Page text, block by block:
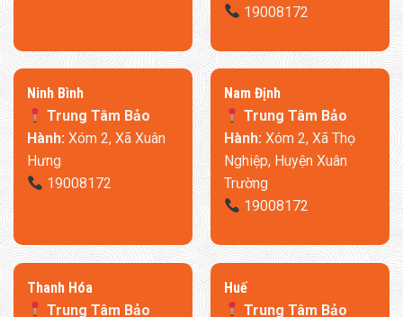
19008172
Ninh Bình
Trung Tâm Bảo
Hành:Xóm 2, Xã Xuân
Hưng
19008172
​Nam Định
Trung Tâm Bảo
Hành:Xóm 2, Xã Thọ
Nghiệp, Huyện Xuân
Trường
19008172
Thanh Hóa
Trung Tâm Bảo
​Huế
Trung Tâm Bảo